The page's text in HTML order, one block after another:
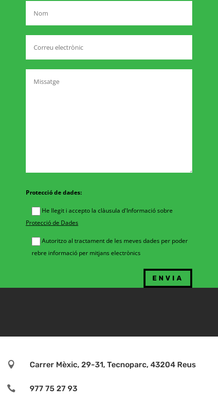
Protecció de dades:
He llegit i accepto la clàusula d'Informació sobre
Protecció de Dades
Autoritzo al tractament de les meves dades per poder
rebre informació per mitjans electrònics
 Carrer Mèxic, 29-31, Tecnoparc, 43204 Reus
 977 75 27 93